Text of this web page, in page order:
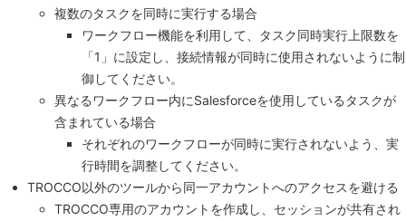
複数のタスクを同時に実行する場合
ワークフロー機能を利用して、タスク同時実行上限数を
「1」に設定し、接続情報が同時に使用されないように制
御してください。
異なるワークフロー内にSalesforceを使用しているタスクが
含まれている場合
それぞれのワークフローが同時に実行されないよう、実
行時間を調整してください。
TROCCO以外のツールから同一アカウントへのアクセスを避ける
TROCCO専用のアカウントを作成し、セッションが共有され